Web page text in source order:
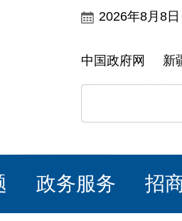
2026年8月8
中国政府网 新
政务服务 招